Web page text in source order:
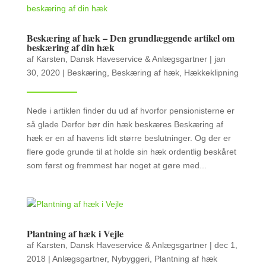
Beskæring af hæk – Den grundlæggende artikel om
beskæring af din hæk
af Karsten, Dansk Haveservice & Anlægsgartner| jan
30, 2020| Beskæring Beskæring af hæk, Hækkeklipning
Nede i artiklen finder du ud af hvorfor pensionisterne er
så glade Derfor bør din hæk beskæres Beskæring af
hæk er en af havens lidt større beslutninger. Og der er
flere gode grunde til at holde sin hæk ordentlig beskåret
som først og fremmest har noget at gøre med...
Plantning af hæk i Vejle
af Karsten, Dansk Haveservice & Anlægsgartner| dec 1,
2018 | Anlægsgartner, Nybyggeri, Plantning af hæk